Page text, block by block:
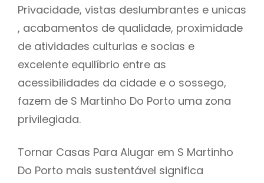
Privacidade, vistas deslumbrantes e unicas
, acabamentos de qualidade, proximidade
de atividades culturias e socias e
excelente equilíbrio entre as
acessibilidades da cidade e o sossego,
fazem de S Martinho Do Porto uma zona
privilegiada.
Tornar Casas Para Alugar em S Martinho
Do Porto mais sustentável significa